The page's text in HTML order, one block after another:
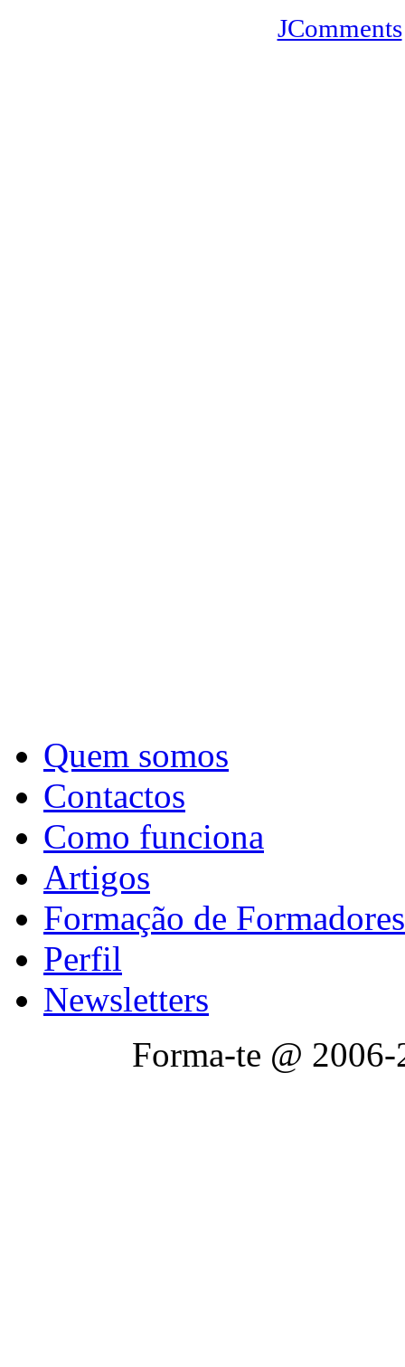
JComments
Quem somos
Contactos
Como funciona
Artigos
Formação de Formadores
Perfil
Newsletters
Forma-te @